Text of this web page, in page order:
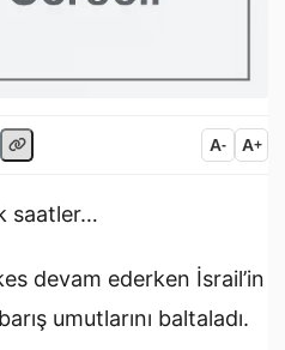
A- A+
saatler…
devam ederken İsrail’in
umutlarını baltaladı.